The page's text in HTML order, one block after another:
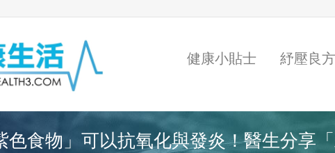
健康小貼士 紓壓良方
色食物」可以抗氧化與發炎！醫生分享